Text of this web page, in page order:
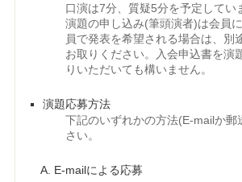
口演は7分、質疑5分を予定してい
演題の申し込み(筆頭演者)は会員
員で発表を希望される場合は、別
お取りください。入会申込書を演
りいただいても構いません。
演題応募方法
下記のいずれかの方法(E-mailか郵
さい。
E-mailによる応募